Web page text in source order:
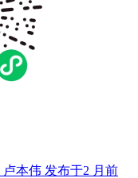
卢本伟 发布于2 月前